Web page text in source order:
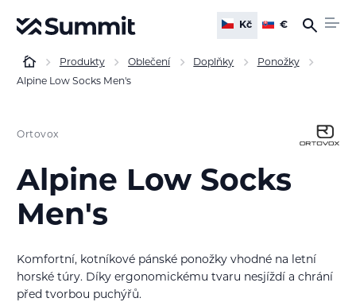
Kč €
Produkty Oblečení Doplňky
Ponožky
Alpine Low Socks Men's
Ortovox
Alpine Low Socks
Men's
Komfortní, kotníkové pánské ponožky vhodné na letní
horské túry. Díky ergonomickému tvaru nesjíždí a chrání
před tvorbou puchýřů.